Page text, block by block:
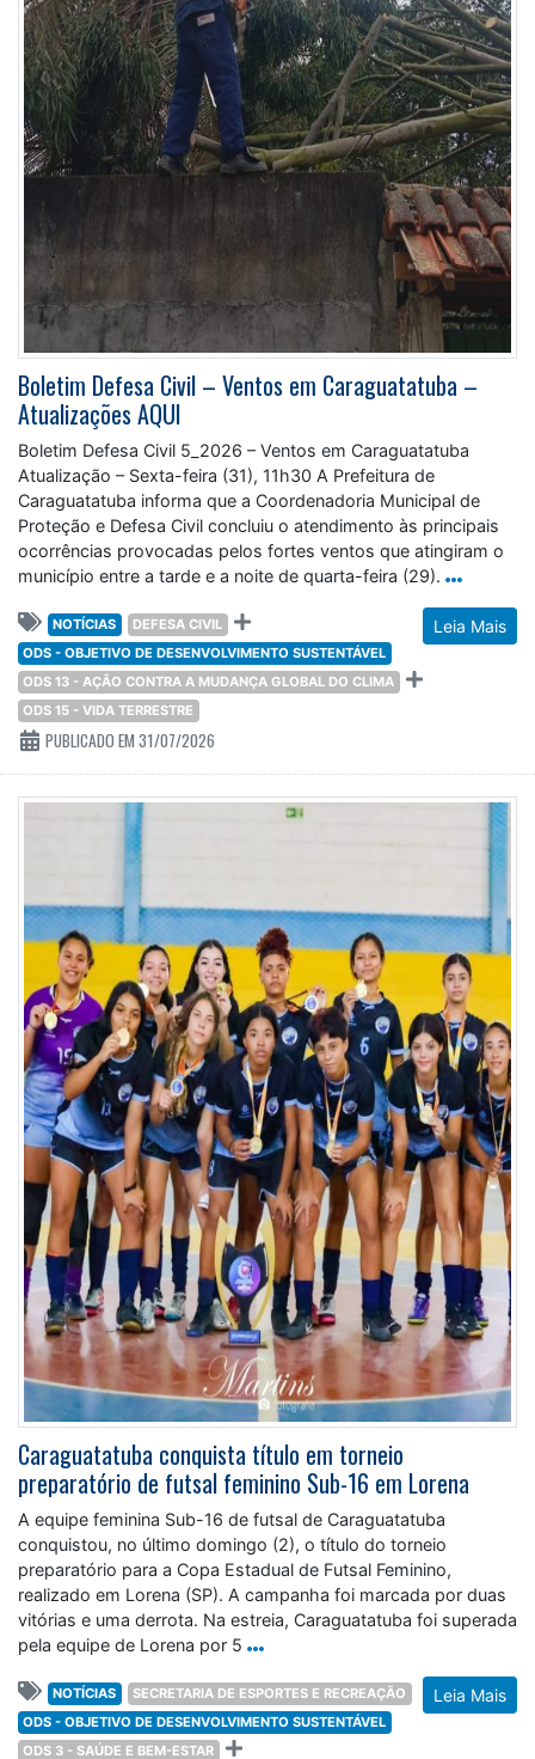
Boletim Defesa Civil – Ventos em Caraguatatuba –
Atualizações AQUI
Boletim Defesa Civil 5_2026 – Ventos em Caraguatatuba
Atualização – Sexta-feira (31), 11h30 A Prefeitura de
Caraguatatuba informa que a Coordenadoria Municipal de
Proteção e Defesa Civil concluiu o atendimento às principais
ocorrências provocadas pelos fortes ventos que atingiram o
município entre a tarde e a noite de quarta-feira (29).
Leia Mais
NOTÍCIAS
DEFESA CIVIL
ODS - OBJETIVO DE DESENVOLVIMENTO SUSTENTÁVEL
ODS 13 - AÇÃO CONTRA A MUDANÇA GLOBAL DO CLIMA
ODS 15 - VIDA TERRESTRE
PUBLICADO EM 31/07/2026
Caraguatatuba conquista título em torneio
preparatório de futsal feminino Sub-16 em Lorena
A equipe feminina Sub-16 de futsal de Caraguatatuba
conquistou, no último domingo (2), o título do torneio
preparatório para a Copa Estadual de Futsal Feminino,
realizado em Lorena (SP). A campanha foi marcada por duas
vitórias e uma derrota. Na estreia, Caraguatatuba foi superada
pela equipe de Lorena por 5
Leia Mais
NOTÍCIAS
SECRETARIA DE ESPORTES E RECREAÇÃO
ODS - OBJETIVO DE DESENVOLVIMENTO SUSTENTÁVEL
ODS 3 - SAÚDE E BEM-ESTAR